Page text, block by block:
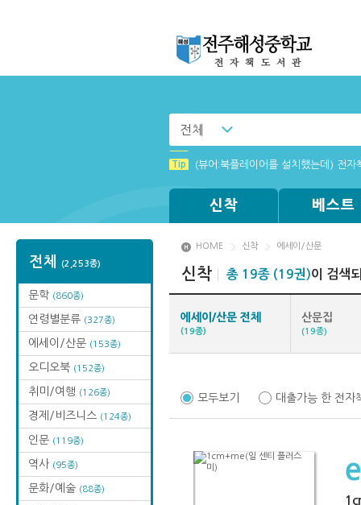
전체
Tip (뷰어:북플레이어를 설치했는데) 전자
신착 베스트
전체 (2,253종)
문학 (860종)
연령별분류 (327종)
에세이/산문 (153종)
오디오북 (152종)
취미/여행 (126종)
경제/비즈니스 (124종)
인문 (119종)
역사 (95종)
문화/예술 (88종)
HOME 신착 에세이/산문
신착 총 19종 (19권)이 검색
에세이/산문 전체
(19종)
산문집
(19종)
모두보기 대출가능 한 전자